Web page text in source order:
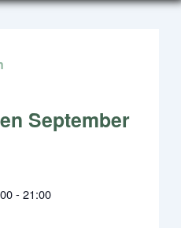
September
-21:00